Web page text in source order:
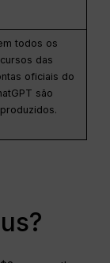
todos os
das
oficiais do
são